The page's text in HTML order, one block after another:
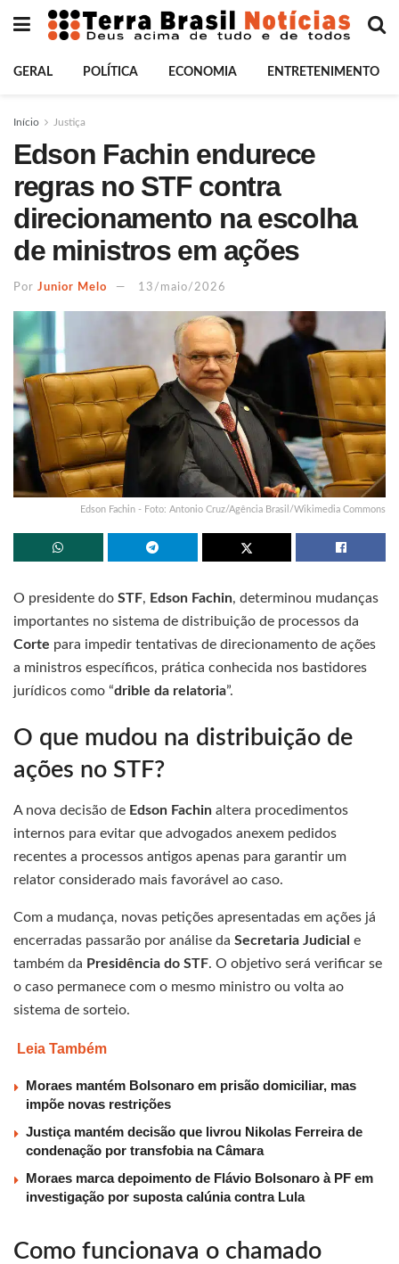
GERAL POLÍTICA ECONOMIA ENTRETENIMENTO
Início Justiça
Edson Fachin endurece
regras no STF contra
direcionamento na escolha
de ministros em ações
Por Junior Melo 13/maio/2026
Edson Fachin - Foto: Antonio Cruz/Agência Brasil/Wikimedia Commons
O presidente do STF, Edson Fachin, determinou mudanças
importantes no sistema de distribuição de processos da
Corte para impedir tentativas de direcionamento de ações
a ministros específicos, prática conhecida nos bastidores
jurídicos como “drible da relatoria”.
O que mudou na distribuição de
ações no STF?
A nova decisão de Edson Fachin altera procedimentos
internos para evitar que advogados anexem pedidos
recentes a processos antigos apenas para garantir um
relator considerado mais favorável ao caso.
Com a mudança, novas petições apresentadas em ações já
encerradas passarão por análise da Secretaria Judicial e
também da Presidência do STF. O objetivo será verificar se
o caso permanece com o mesmo ministro ou volta ao
sistema de sorteio.
Leia Também
Moraes mantém Bolsonaro em prisão domiciliar, mas
impõe novas restrições
Justiça mantém decisão que livrou Nikolas Ferreira de
condenação por transfobia na Câmara
Moraes marca depoimento de Flávio Bolsonaro à PF em
investigação por suposta calúnia contra Lula
Como funcionava o chamado